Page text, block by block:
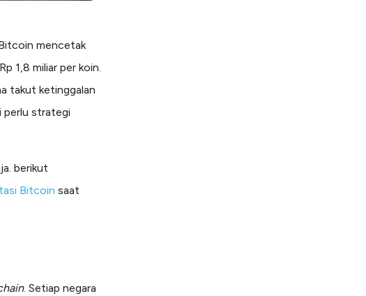
mencetak
1,8 miliar per koin.
takut ketinggalan
perlu strategi
berikut
Bitcoin saat
. Setiap negara